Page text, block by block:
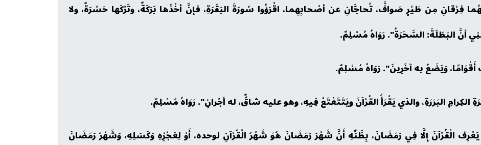
فِرْقانِ مِن طَيْرٍ صَوافَّ، تُحاجَّانِ عن أصْحابِهِما، اقْرَؤُوا سُورَةَ البَقَرَةِ، فإنَّ أخْذَها بَرَكَةٌ، وتَرْكَها حَسْرَةٌ، ولا
أنَّ البَطَلَةَ: السَّحَرَةُ". رَوَاهُ مُسْلِمٌ.
يَعْرِف الْقُرْآنَ إِلَّا فِي رَمَضَانَ، بِظَنِّهِ أَنَّ شَهْرَ رَمَضَانَ هُوَ شَهْرُ الْقُرْآنِ لوحده، أَوْ لِعَجْزِهِ وَكَسَلِهِ، وَشَهْرُ رَمَضَانَ